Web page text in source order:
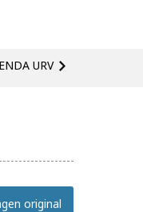
URV
original